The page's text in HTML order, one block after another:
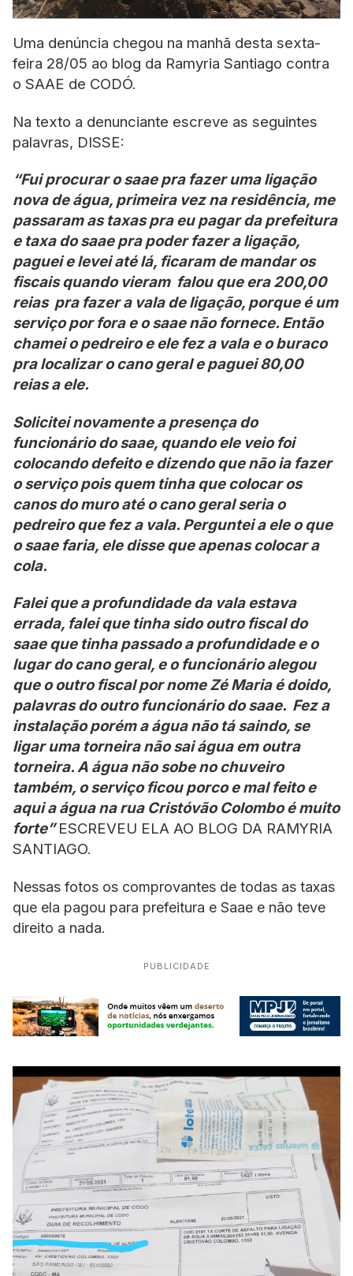
Uma denúncia chegou na manhã desta sexta-
feira 28/05 ao blog da Ramyria Santiago contra
o SAAE de CODÓ.
Na texto a denunciante escreve as seguintes
palavras, DISSE:
“Fui procurar o saae pra fazer uma ligação
nova de água, primeira vez na residência, me
passaram as taxas pra eu pagar da prefeitura
e taxa do saae pra poder fazer a ligação,
paguei e levei até lá, ficaram de mandar os
fiscais quando vieram falou que era 200,00
reias pra fazer a vala de ligação, porque é um
serviço por fora e o saae não fornece. Então
chamei o pedreiro e ele fez a vala e o buraco
pra localizar o cano geral e paguei 80,00
reias a ele.
Solicitei novamente a presença do
funcionário do saae, quando ele veio foi
colocando defeito e dizendo que não ia fazer
o serviço pois quem tinha que colocar os
canos do muro até o cano geral seria o
pedreiro que fez a vala. Perguntei a ele o que
o saae faria, ele disse que apenas colocar a
cola.
Falei que a profundidade da vala estava
errada, falei que tinha sido outro fiscal do
saae que tinha passado a profundidade e o
lugar do cano geral, e o funcionário alegou
que o outro fiscal por nome Zé Maria é doido,
palavras do outro funcionário do saae. Fez a
instalação porém a água não tá saindo, se
ligar uma torneira não sai água em outra
torneira. A água não sobe no chuveiro
também, o serviço ficou porco e mal feito e
aqui a água na rua Cristóvão Colombo é muito
forte”ESCREVEU ELA AO BLOG DA RAMYRIA
SANTIAGO.
Nessas fotos os comprovantes de todas as taxas
que ela pagou para prefeitura e Saae e não teve
direito a nada.
PUBLICIDADE